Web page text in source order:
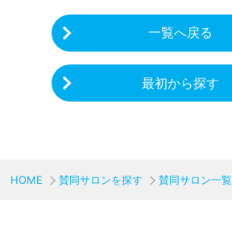
一覧へ戻る
最初から探す
HOME 賛同サロンを探す 賛同サロン一覧